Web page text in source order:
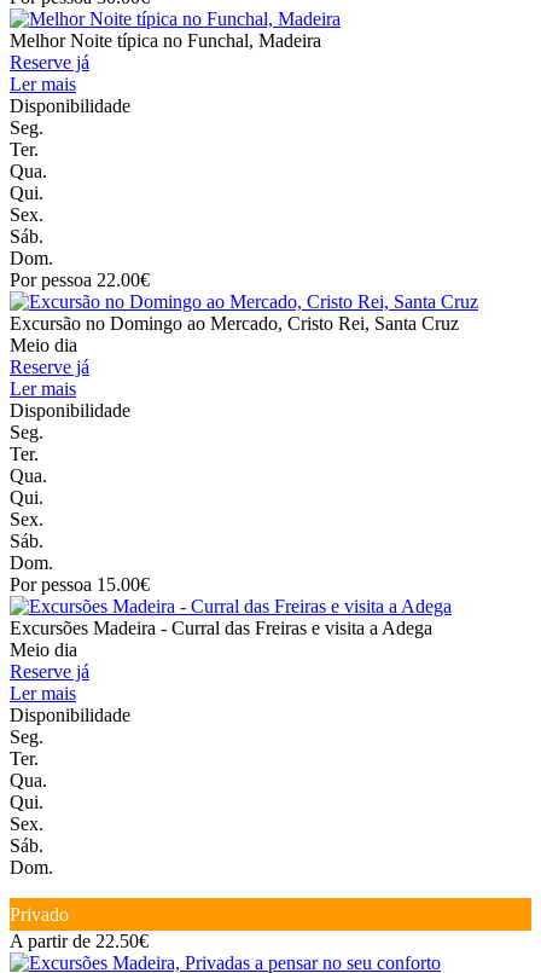
Melhor Noite típica no Funchal, Madeira
Reserve já
Ler mais
Disponibilidade
Seg.
Ter.
Qua.
Qui.
Sex.
Sáb.
Dom.
Por pessoa 22.00€
Excursão no Domingo ao Mercado, Cristo Rei, Santa Cruz
Meio dia
Reserve já
Ler mais
Disponibilidade
Seg.
Ter.
Qua.
Qui.
Sex.
Sáb.
Dom.
Por pessoa 15.00€
Excursões Madeira - Curral das Freiras e visita a Adega
Meio dia
Reserve já
Ler mais
Disponibilidade
Seg.
Ter.
Qua.
Qui.
Sex.
Sáb.
Dom.
Privado
A partir de 22.50€